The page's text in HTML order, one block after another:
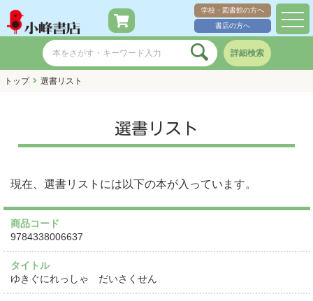
学校・図書館の方へ
書店の方へ
詳細検索
トップ 選書リスト
選書リスト
現在、選書リストには以下の本が入っています。
商品コード
9784338006637
タイトル
ゆきぐにれっしゃ だいさくせん